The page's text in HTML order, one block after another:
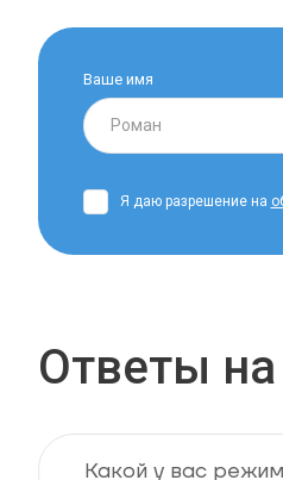
Ваше имя
Я даю разрешение на
Ответы
Какой у вас